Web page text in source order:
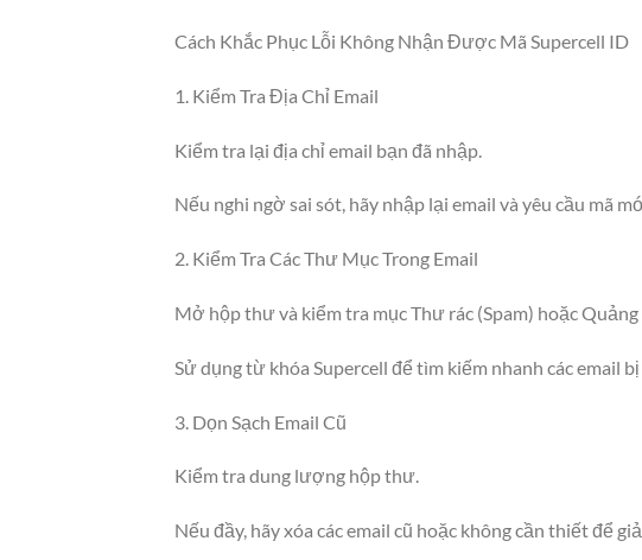
Cách Khắc Phục Lỗi Không Nhận Được Mã Supercell ID
1. Kiểm Tra Địa Chỉ Email
Kiểm tra lại địa chỉ email bạn đã nhập.
Nếu nghi ngờ sai sót, hãy nhập lại email và yêu cầu mã
2. Kiểm Tra Các Thư Mục Trong Email
Mở hộp thư và kiểm tra mục Thư rác (Spam) hoặc
Sử dụng từ khóa Supercell để tìm kiếm nhanh các email bị
3. Dọn Sạch Email Cũ
Kiểm tra dung lượng hộp thư.
Nếu đầy, hãy xóa các email cũ hoặc không cần thiết để